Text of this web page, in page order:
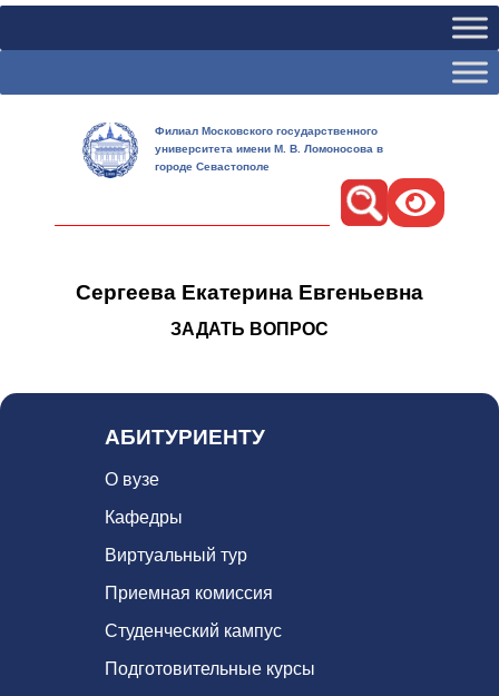
Филиал Московского государственного
университета имени М. В. Ломоносова в
городе Севастополе
Сергеева Екатерина Евгеньевна
ЗАДАТЬ ВОПРОС
АБИТУРИЕНТУ
О вузе
Кафедры
Виртуальный тур
Приемная комиссия
Студенческий кампус
Подготовительные курсы